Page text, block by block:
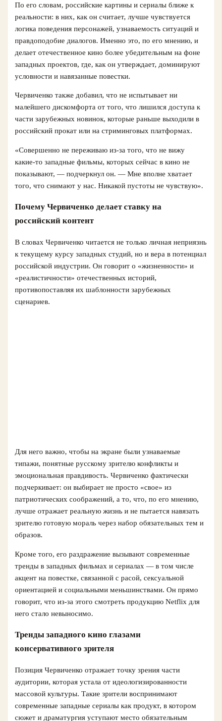
По его словам, российские картины и сериалы ближе к
реальности: в них, как он считает, лучше чувствуется
логика поведения персонажей, узнаваемость ситуаций и
правдоподобие диалогов. Именно это, по его мнению, и
делает отечественное кино более убедительным на фоне
западных проектов, где, как он утверждает, доминируют
условности и навязанные повестки.
Червиченко также добавил, что не испытывает ни
малейшего дискомфорта от того, что лишился доступа к
части зарубежных новинок, которые раньше выходили в
российский прокат или на стриминговых платформах.
«Совершенно не переживаю из‑за того, что не вижу
какие‑то западные фильмы, которых сейчас в кино не
показывают, — подчеркнул он. — Мне вполне хватает
того, что снимают у нас. Никакой пустоты не чувствую».
Почему Червиченко делает ставку на
российский контент
В словах Червиченко читается не только личная неприязнь
к текущему курсу западных студий, но и вера в потенциал
российской индустрии. Он говорит о «жизненности» и
«реалистичности» отечественных историй,
противопоставляя их шаблонности зарубежных
сценариев.
Для него важно, чтобы на экране были узнаваемые
типажи, понятные русскому зрителю конфликты и
эмоциональная правдивость. Червиченко фактически
подчеркивает: он выбирает не просто «свое» из
патриотических соображений, а то, что, по его мнению,
лучше отражает реальную жизнь и не пытается навязать
зрителю готовую мораль через набор обязательных тем и
образов.
Кроме того, его раздражение вызывают современные
тренды в западных фильмах и сериалах — в том числе
акцент на повестке, связанной с расой, сексуальной
ориентацией и социальными меньшинствами. Он прямо
говорит, что из‑за этого смотреть продукцию Netflix для
него стало невыносимо.
Тренды западного кино глазами
консервативного зрителя
Позиция Червиченко отражает точку зрения части
аудитории, которая устала от идеологизированности
массовой культуры. Такие зрители воспринимают
современные западные сериалы как продукт, в котором
сюжет и драматургия уступают место обязательным